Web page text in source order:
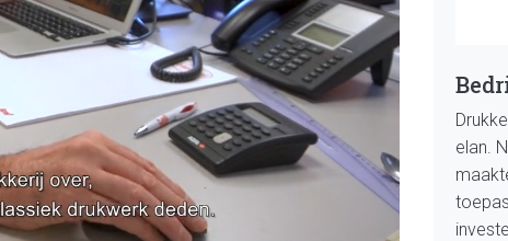
elan.